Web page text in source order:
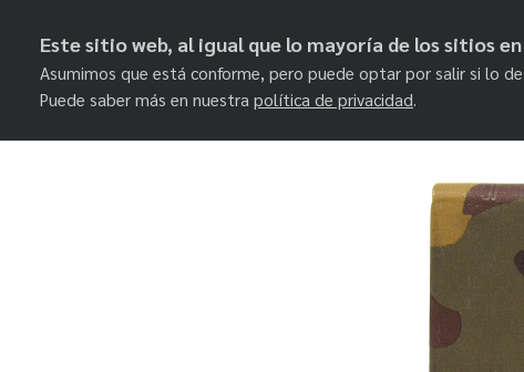
Este sitio web, al igual que lo mayoría de los sitios
Asumimos que está conforme, pero puede optar por salir si lo
Puede saber más en nuestra política de privacidad.